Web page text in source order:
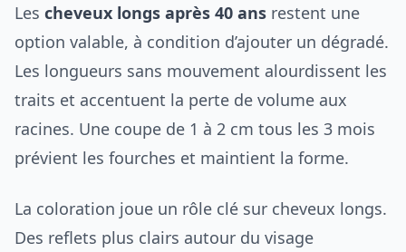
Les cheveux longs après 40 ans restent une
option valable, à condition d’ajouter un dégradé.
Les longueurs sans mouvement alourdissent les
traits et accentuent la perte de volume aux
racines. Une coupe de 1 à 2 cm tous les 3 mois
prévient les fourches et maintient la forme.
La coloration joue un rôle clé sur cheveux longs.
Des reflets plus clairs autour du visage